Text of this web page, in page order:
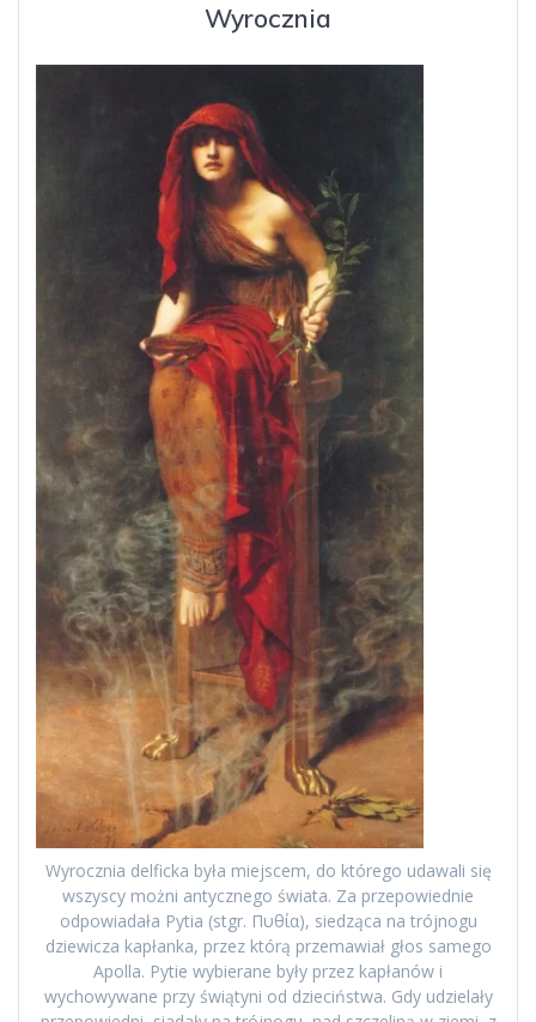
Wyrocznia
Wyrocznia delficka była miejscem, do którego udawali się
wszyscy możni antycznego świata. Za przepowiednie
odpowiadała Pytia (stgr. Πυθία), siedząca na trójnogu
dziewicza kapłanka, przez którą przemawiał głos samego
Apolla. Pytie wybierane były przez kapłanów i
wychowywane przy świątyni od dzieciństwa. Gdy udzielały